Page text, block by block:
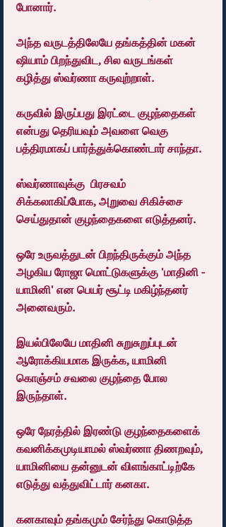
போனார்.
அந்த வருடத்திலேயே தங்கத்தின் மகன்
ஷியாம் பிறந்துவிட, சில வருடங்கள்
கழித்து ஸ்வர்ணா கருவுற்றாள்.
கருவில் இருப்பது இரட்டை குழந்தைகள்
என்பது தெரியவும் அவளை வெகு
பத்திரமாகப் பார்த்துக்கொண்டார் சாந்தா.
ஸ்வர்ணாவுக்கு  பிரசவம்
சிக்கலாகிப்போக, அறுவை சிகிச்சை
செய்துதான் குழந்தைகளை எடுத்தனர்.
ஒரே உருவத்துடன் பிறந்திருக்கும் அந்த
அழகிய ரோஜா மொட்டுகளுக்கு 'மாதினி -
யாமினி' என பெயர் சூட்டி மகிழ்ந்தனர்
அனைவரும்.
இயல்பிலேயே மாதினி சுறுசுறுப்புடன்
ஆரோக்கியமாக இருக்க, யாமினி
கொஞ்சம் சவலை குழந்தை போல
இருந்தாள்.
ஒரே நேரத்தில் இரண்டு குழந்தைகளைக்
கவனிக்கமுடியாமல் ஸ்வர்ணா திணறவும்,
யாமினியை தன்னுடன் விளங்காட்டிற்கே
எடுத்து வத்துவிட்டார் கனகா.
கனகாவும் தங்கமும் சேர்ந்து கொடுத்த